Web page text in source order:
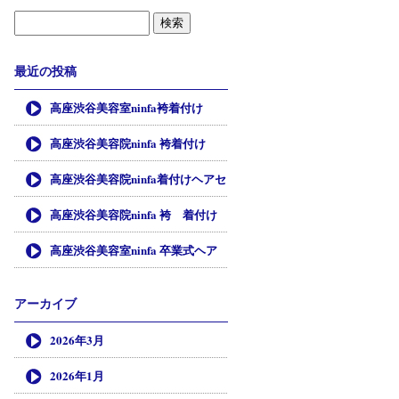
最近の投稿
高座渋谷美容室ninfa袴着付け
高座渋谷美容院ninfa 袴着付け
高座渋谷美容院ninfa着付けヘアセ
ット
高座渋谷美容院ninfa 袴 着付け
高座渋谷美容室ninfa 卒業式ヘア
アーカイブ
2026年3月
2026年1月